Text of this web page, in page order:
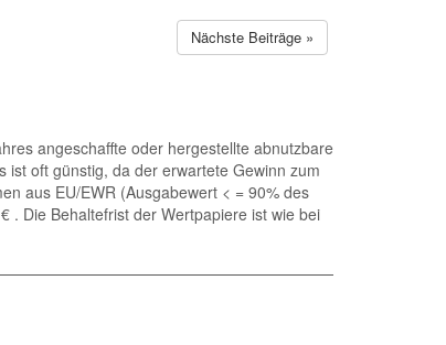
Nächste Beiträge »
angeschaffte oder hergestellte abnutzbare
oft günstig, da der erwartete Gewinn zum
aus EU/EWR (Ausgabewert < = 90% des
. Die Behaltefrist der Wertpapiere ist wie bei